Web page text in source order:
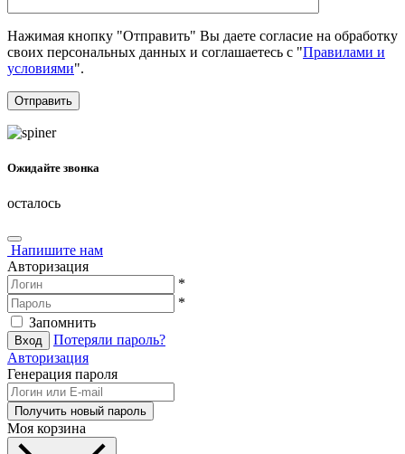
Нажимая кнопку "Отправить" Вы даете согласие на обработку
своих персональных данных и соглашаетесь с "Правилами и
условиями".
Ожидайте звонка
осталось
Напишите нам
Авторизация
*
*
Запомнить
Потеряли пароль?
Авторизация
Генерация пароля
Моя корзина